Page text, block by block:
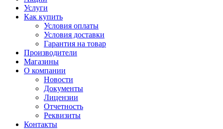
Услуги
Как купить
Условия оплаты
Условия доставки
Гарантия на товар
Производители
Магазины
О компании
Новости
Документы
Лицензии
Отчетность
Реквизиты
Контакты